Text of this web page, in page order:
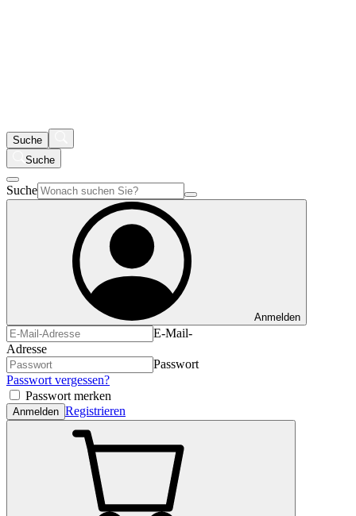
Suche
Suche
Suche
Anmelden
E-Mail-
Adresse
Passwort
Passwort vergessen?
Passwort merken
Anmelden Registrieren